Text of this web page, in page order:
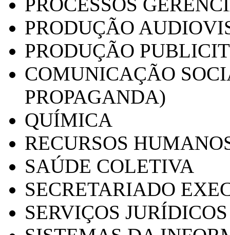
PRODUÇÃO
PRODUÇÃO
COMUNICAÇÃO
PROPAGANDA)
QUÍMICA
RECURSOS
SAÚDE COLETIVA
SECRETARIADO
SERVIÇOS